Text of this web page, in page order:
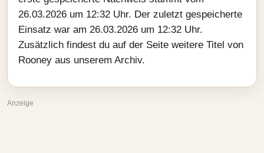
26.03.2026 um 12:32 Uhr. Der zuletzt gespeicherte
Einsatz war am 26.03.2026 um 12:32 Uhr.
Zusätzlich findest du auf der Seite weitere Titel von
Rooney aus unserem Archiv.
Anzeige